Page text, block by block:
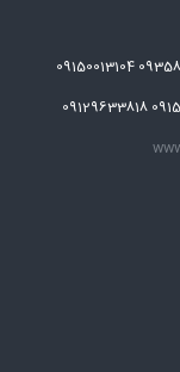
09150013104
09129633818